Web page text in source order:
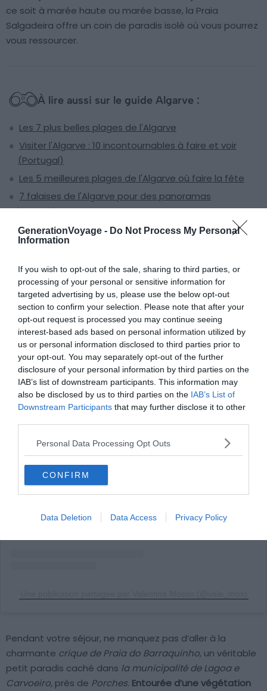
GenerationVoyage - Do Not Process My Personal
Information
If you wish to opt-out of the sale, sharing to third parties, or
processing of your personal or sensitive information for
targeted advertising by us, please use the below opt-out
section to confirm your selection. Please note that after your
opt-out request is processed you may continue seeing
interest-based ads based on personal information utilized by
us or personal information disclosed to third parties prior to
your opt-out. You may separately opt-out of the further
disclosure of your personal information by third parties on the
IAB’s list of downstream participants. This information may
also be disclosed by us to third parties on the IAB’s List of
Downstream Participants that may further disclose it to other
Personal Data Processing Opt Outs
CONFIRM
Data Deletion Data Access Privacy Policy
ce soit à marée haute ou marée basse, la Praia
Salgadeira offre un coin de paradis isolé où vous pourrez
vous ressourcer.
À lire aussi sur le guide Algarve :
Les 7 plus belles plages de l'Algarve
Visiter l'Algarve : 10 incontournables à faire et voir
(Portugal)
Les 5 meilleures plages de l'Algarve où faire la fête
7 falaises de l'Algarve pour des panoramas
impressionnants
Pendant votre séjour, ne manquez pas d’aller à la
charmante crique de Praia do Barraquinho, un véritable
petit paradis caché dans la municipalité de Lagoa e
Carvoeiro, près de Porches. Entourée d’une végétation